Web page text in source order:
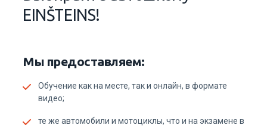
EINŠTEINS!
Мы предоставляем:
Обучение как на месте, так и онлайн, в формате
видео;
те же автомобили и мотоциклы, что и на экзамене в